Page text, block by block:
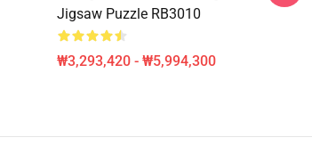
Jigsaw Puzzle RB3010
₩3,293,420 - ₩5,994,300